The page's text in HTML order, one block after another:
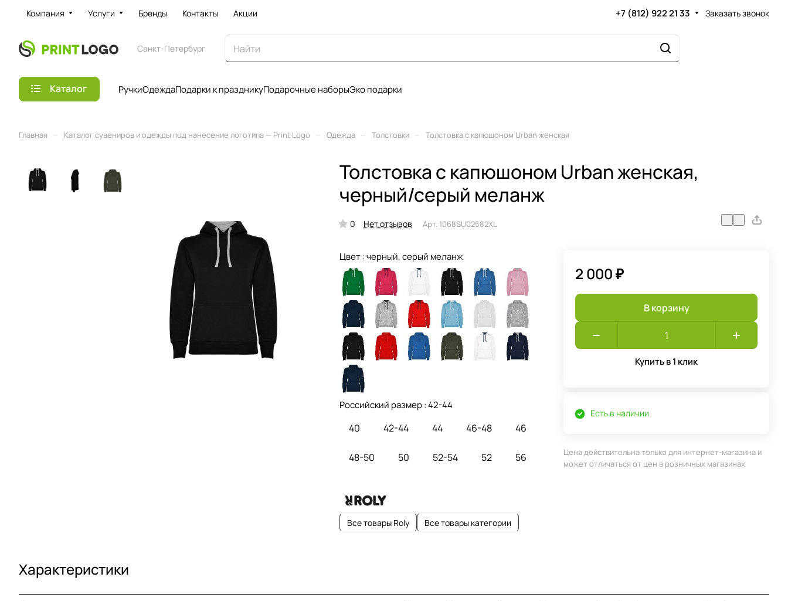
Компания Услуги Бренды Контакты Акции +7 (812) 922 21 33 Заказать звонок
Санкт-Петербург
Каталог РучкиОдеждаПодарки к праздникуПодарочные наборыЭко подарки
Главная Каталог сувениров и одежды под нанесение логотипа — Print Logo Одежда Толстовки Толстовка с капюшоном Urban женская
Толстовка с капюшоном Urban женская,
черный/серый меланж
0 Нет отзывов Арт. 1068SU02582XL
Цвет :черный, серый меланж
Российский размер :42-44
40 42-44 44 46-48 46
48-50 50 52-54 52 56
Все товары Roly Все товары категории
2 000 ₽
В корзину
Купить в 1 клик
Есть в наличии
Цена действительна только для интернет-магазина и
может отличаться от цен в розничных магазинах
Характеристики